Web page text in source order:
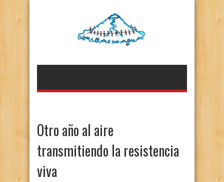
Otro año al aire
transmitiendo la resistencia
viva